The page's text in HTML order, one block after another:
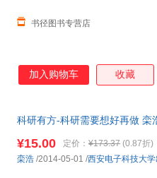
书径图书专营店
加入购物车 收藏
科研有方-科研需要想好再做 栾
¥15.00 定价： ¥173.37 (0.87折)
栾浩 /2014-05-01 /西安电子科技大